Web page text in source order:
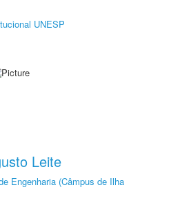
UNESP
Leite
Engenharia (Câmpus de Ilha